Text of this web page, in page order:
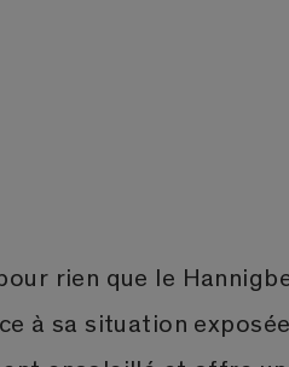
rien que le
à sa situation